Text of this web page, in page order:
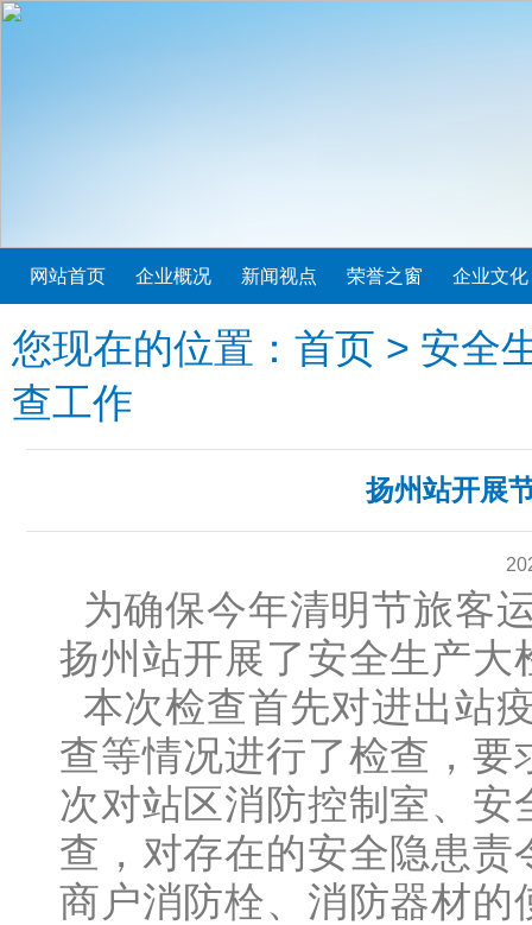
网站首页 企业概况 新闻视点 荣誉之窗 企业文化
您现在的位置： 首页 > 安全
查工作
扬州站开展
为确保今年清明节旅客
扬州站开展了安全生产大
本次检查首先对进出站
查等情况进行了检查，
次对站区消防控制室、
查，对存在的安全隐患
商户消防栓、消防器材